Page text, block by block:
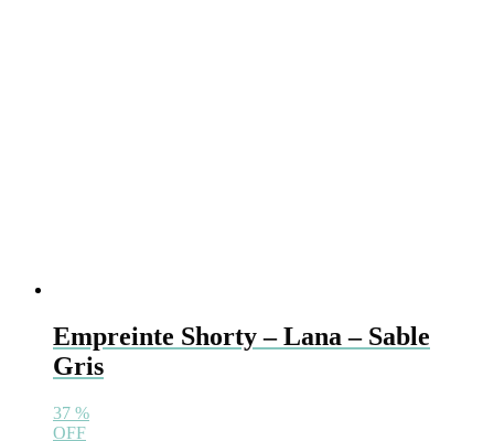
Empreinte Shorty – Lana – Sable
Gris
37 %
OFF